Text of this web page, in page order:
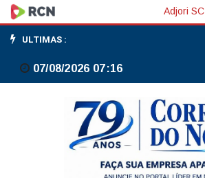
Fux
nega
pedido
Douglas
Adjori SC
ULTIMAS :
07/08/2026 07:16